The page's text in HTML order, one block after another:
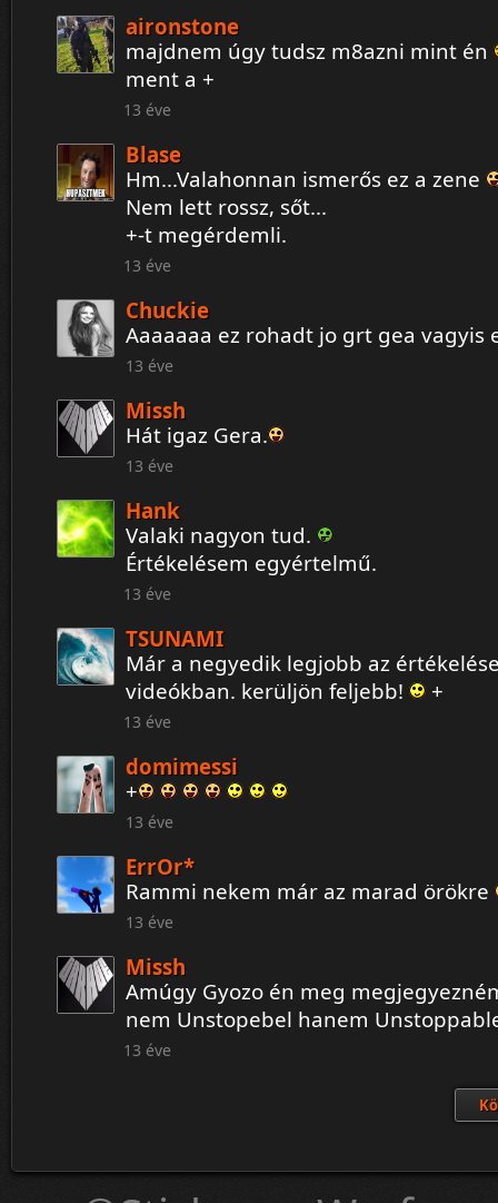
aironstone
majdnem úgy tudsz m8azni mint én
ment a +
13 éve
Blase
Hm...Valahonnan ismerős ez a zene
Nem lett rossz, sőt...
+-t megérdemli.
13 éve
Chuckie
Aaaaaaa ez rohadt jo grt gea
13 éve
Missh
Hát igaz Gera.
13 éve
Hank
Valaki nagyon tud.
Értékelésem egyértelmű.
13 éve
TSUNAMI
Már a negyedik legjobb az
videókban. kerüljön feljebb!
+
13 éve
domimessi
+
13 éve
ErrOr*
Rammi nekem már az marad örökre
13 éve
Missh
Amúgy Gyozo én meg
nem Unstopebel hanem
13 éve